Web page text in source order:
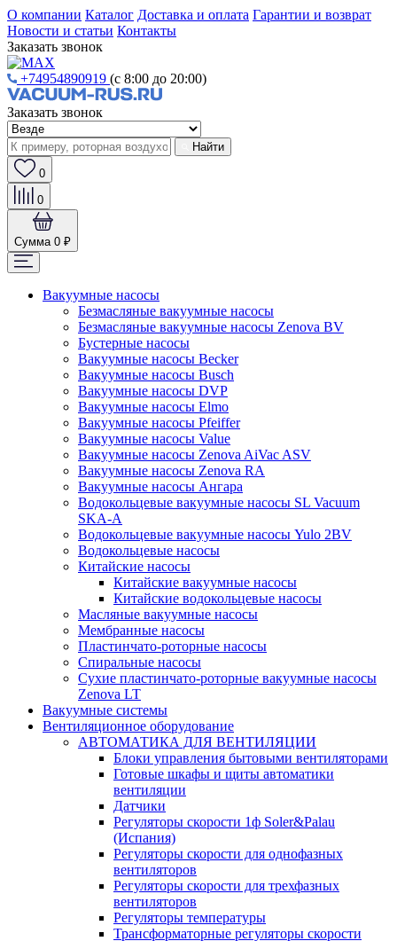
О компании Каталог Доставка и оплата Гарантии и возврат
Новости и статьи Контакты
Заказать звонок
+74954890919 (с 8:00 до 20:00)
Заказать звонок
Найти
0
0
Сумма 0 ₽
Вакуумные насосы
Безмасляные вакуумные насосы
Безмасляные вакуумные насосы Zenova BV
Бустерные насосы
Вакуумные насосы Becker
Вакуумные насосы Busch
Вакуумные насосы DVP
Вакуумные насосы Elmo
Вакуумные насосы Pfeiffer
Вакуумные насосы Value
Вакуумные насосы Zenova AiVac ASV
Вакуумные насосы Zenova RA
Вакуумные насосы Ангара
Водокольцевые вакуумные насосы SL Vacuum
SKA-A
Водокольцевые вакуумные насосы Yulo 2BV
Водокольцевые насосы
Китайские насосы
Китайские вакуумные насосы
Китайские водокольцевые насосы
Масляные вакуумные насосы
Мембранные насосы
Пластинчато-роторные насосы
Спиральные насосы
Сухие пластинчато-роторные вакуумные насосы
Zenova LT
Вакуумные системы
Вентиляционное оборудование
АВТОМАТИКА ДЛЯ ВЕНТИЛЯЦИИ
Блоки управления бытовыми вентиляторами
Готовые шкафы и щиты автоматики
вентиляции
Датчики
Регуляторы скорости 1ф Soler&Palau
(Испания)
Регуляторы скорости для однофазных
вентиляторов
Регуляторы скорости для трехфазных
вентиляторов
Регуляторы температуры
Трансформаторные регуляторы скорости